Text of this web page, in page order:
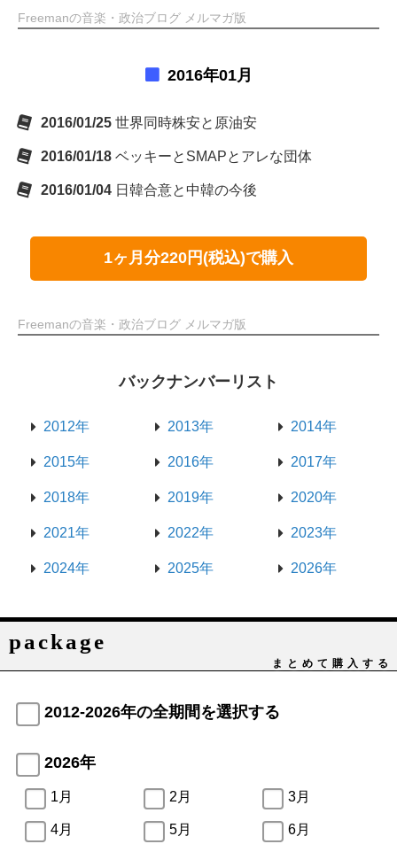
Freemanの音楽・政治ブログ メルマガ版
2016年01月
2016/01/25 世界同時株安と原油安
2016/01/18 ベッキーとSMAPとアレな団体
2016/01/04 日韓合意と中韓の今後
1ヶ月分220円(税込)で購入
Freemanの音楽・政治ブログ メルマガ版
バックナンバーリスト
2012年 2013年 2014年
2015年 2016年 2017年
2018年 2019年 2020年
2021年 2022年 2023年
2024年 2025年 2026年
package
まとめて購入する
2012-2026年の全期間を選択する
2026年
1月 2月 3月
4月 5月 6月